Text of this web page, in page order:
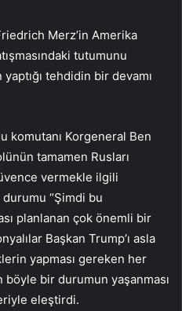
Merz’in Amerika
tutumunu
tehdidin bir devamı
komutanı Korgeneral Ben
tamamen Rusları
vermekle ilgili
“Şimdi bu
planlanan çok önemli bir
Başkan Trump’ı asla
yapması gereken her
böyle bir durumun yaşanması
eleştirdi.